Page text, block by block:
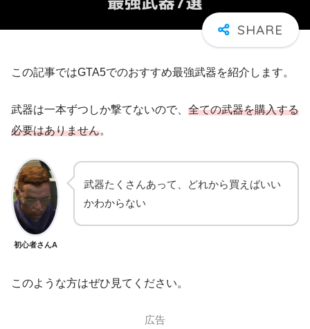
この記事ではGTA5でのおすすめ最強武器を紹介します。
武器は一本ずつしか撃てないので、 全ての武器を購入する
必要はありません。
初心者さんA
武器たくさんあって、どれから買えばいい
かわからない
このような方はぜひ見てください。
広告